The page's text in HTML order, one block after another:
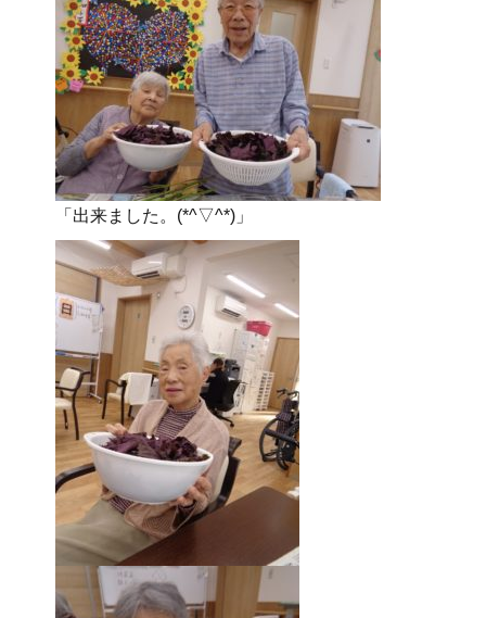
「出来ました。(*^▽^*)」